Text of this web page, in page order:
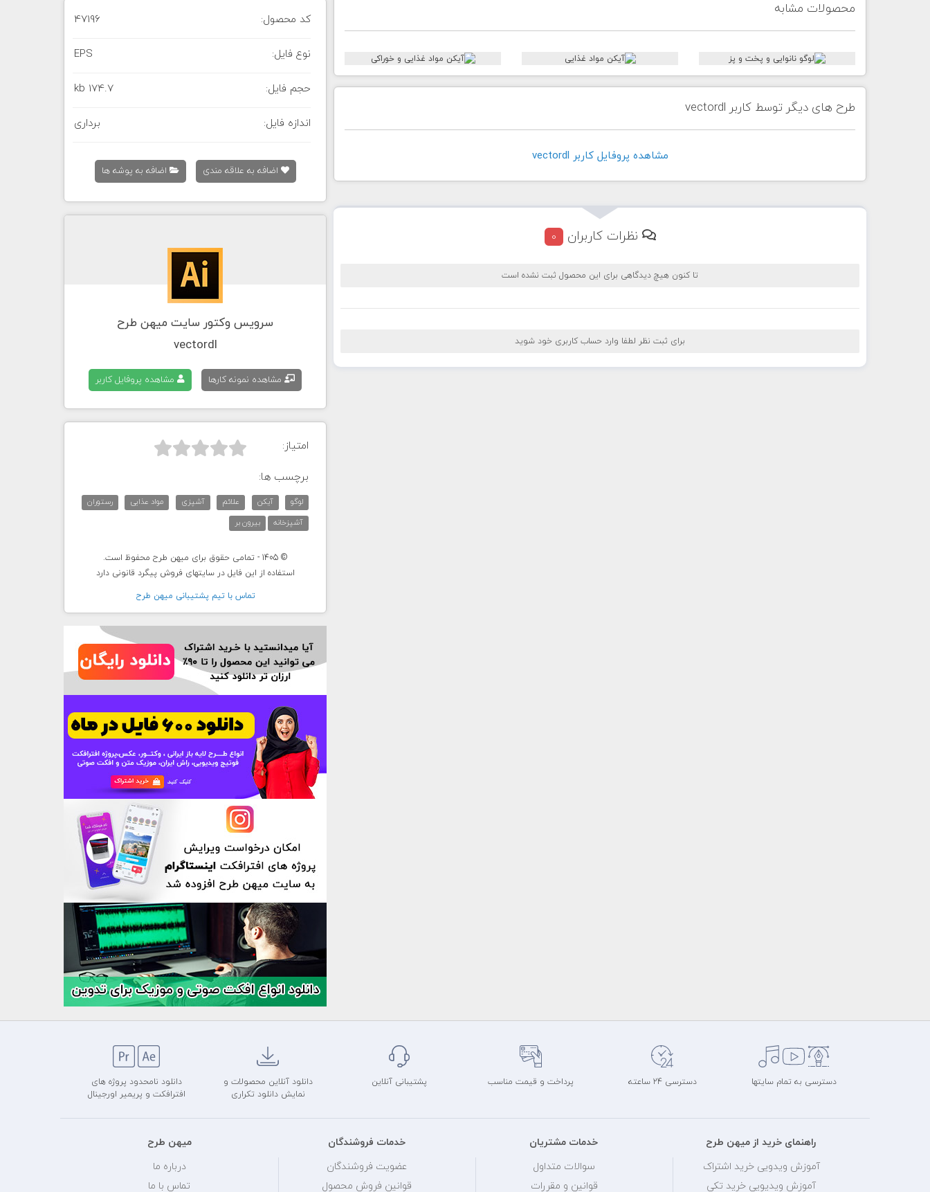
محصولات مشابه
طرح های دیگر توسط کاربر vectordl
مشاهده پروفايل کاربر vectordl
نظرات کاربران 0
تا کنون هیچ دیدگاهی برای این محصول ثبت نشده است
برای ثبت نظر لطفا وارد حساب کاربری خود شوید
کد محصول: 47196
نوع فایل: EPS
حجم فایل: 174.7 kb
اندازه فایل: برداری
اضافه به علاقه مندی اضافه به پوشه ها
سرویس وکتور سایت میهن طرح
vectordl
مشاهده نمونه کارها مشاهده پروفایل کاربر
امتیاز: 


برچسب ها:
لوگو آیکن علائم آشپزی مواد عذایی
رستوران
آشپزخانه
بیرون بر
© 1405 - تمامی حقوق برای میهن طرح محفوظ است.
استفاده از این فایل در سایتهای فروش پیگرد قانونی دارد
تماس با تيم پشتيبانی ميهن طرح
دسترسی به تمام سایتها دسترسی 24 ساعته پرداخت و قیمت مناسب پشتیبانی آنلاین
دانلود آنلاین محصولات و
نمایش دانلود تکراری
دانلود نامحدود پروژه های
افترافکت و پریمیر اورجینال
راهنمای خرید از میهن طرح
آموزش ویدویی خرید اشتراک
آموزش ویدیویی خرید تکی
خدمات مشتریان
سوالات متداول
قوانین و مقررات
خدمات فروشندگان
عضویت فروشندگان
قوانین فروش محصول
میهن طرح
درباره ما
تماس با ما